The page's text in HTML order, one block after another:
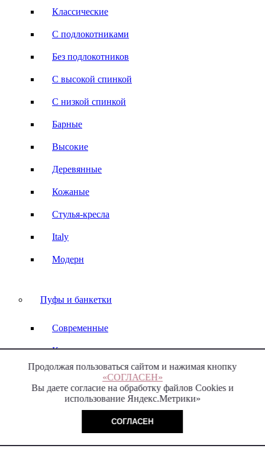
Продолжая пользоваться сайтом и нажимая кнопку
«СОГЛАСЕН»
Вы даете согласие на обработку файлов Cookies и
использование Яндекс.Метрики»
СОГЛАСЕН
Классические
С подлокотниками
Без подлокотников
С высокой спинкой
С низкой спинкой
Барные
Высокие
Деревянные
Кожаные
Стулья-кресла
Italy
Модерн
Пуфы и банкетки
Современные
Классические
Длинные
Маленькие